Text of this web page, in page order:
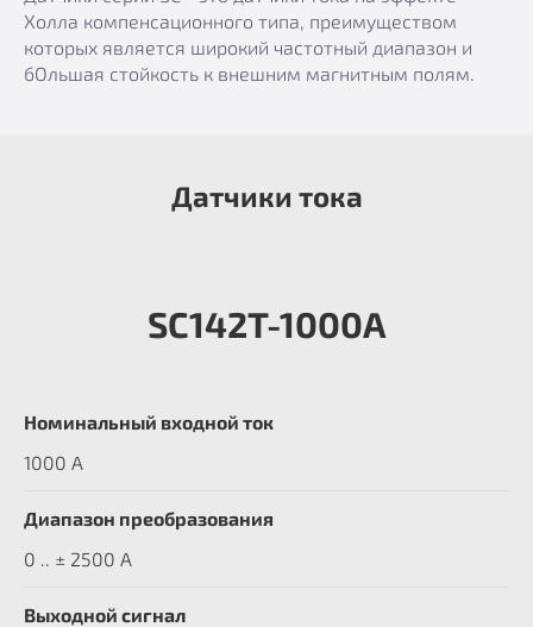
Холла компенсационного типа, преимуществом
которых является широкий частотный диапазон и
бОльшая стойкость к внешним магнитным полям.
Датчики тока
SC142T-1000A
Номинальный входной ток
1000 A
Диапазон преобразования
0 .. ± 2500 А
Выходной сигнал